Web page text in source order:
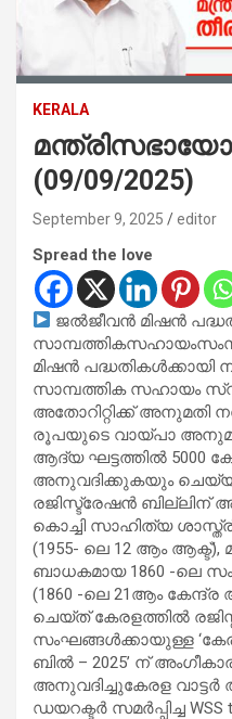
KERALA
(09/09/2025)
September 9, 2025 editor
Spread the love
ജല്‍ജീവന്‍ മിഷന്‍
മിഷന്‍ പദ്ധതികള്‍ക്കായി
സാമ്പത്തിക സഹായം
അതോറിറ്റിക്ക് അനുമതി
രൂപയുടെ വായ്പാ
ആദ്യ ഘട്ടത്തിൽ 5000
അനുവദിക്കുകയും
രജിസ്ട്രേഷൻ ബില്ലിന്
കൊച്ചി സാഹിത്യ
(1955- ലെ 12 ആം
ബാധകമായ 1860 -ലെ
(1860 -ലെ 21ആം കേന്ദ്ര
ചെയ്ത് കേരളത്തിൽ
സംഘങ്ങൾക്കായുള്ള
ബിൽ – 2025’ ന്
അനുവദിച്ചുകേരള വാട്ടർ
ഡയറക്ടർ സമർപ്പിച്ച WSS